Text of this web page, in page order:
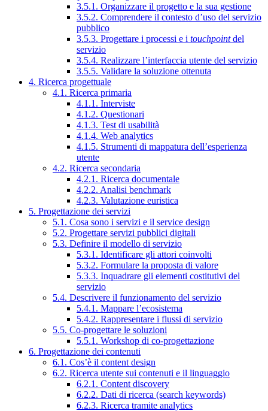
3.5.1. Organizzare il progetto e la sua gestione
3.5.2. Comprendere il contesto d’uso del servizio
pubblico
3.5.3. Progettare i processi e i touchpointdel
servizio
3.5.4. Realizzare l’interfaccia utente del servizio
3.5.5. Validare la soluzione ottenuta
4. Ricerca progettuale
4.1. Ricerca primaria
4.1.1. Interviste
4.1.2. Questionari
4.1.3. Test di usabilità
4.1.4. Web analytics
4.1.5. Strumenti di mappatura dell’esperienza
utente
4.2. Ricerca secondaria
4.2.1. Ricerca documentale
4.2.2. Analisi benchmark
4.2.3. Valutazione euristica
5. Progettazione dei servizi
5.1. Cosa sono i servizi e il service design
5.2. Progettare servizi pubblici digitali
5.3. Definire il modello di servizio
5.3.1. Identificare gli attori coinvolti
5.3.2. Formulare la proposta di valore
5.3.3. Inquadrare gli elementi costitutivi del
servizio
5.4. Descrivere il funzionamento del servizio
5.4.1. Mappare l’ecosistema
5.4.2. Rappresentare i flussi di servizio
5.5. Co-progettare le soluzioni
5.5.1. Workshop di co-progettazione
6. Progettazione dei contenuti
6.1. Cos’è il content design
6.2. Ricerca utente sui contenuti e il linguaggio
6.2.1. Content discovery
6.2.2. Dati di ricerca (search keywords)
6.2.3. Ricerca tramite analytics